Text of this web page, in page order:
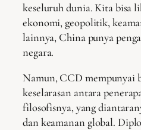
keseluruh dunia. Kita bisa
ekonomi, geopolitik,
lainnya, China punya
negara.
Namun, CCD mempunyai
keselarasan antara
filosofisnya, yang
dan keamanan global.